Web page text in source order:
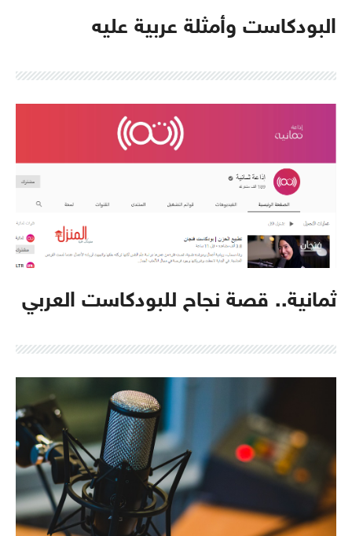
البودكاست وأمثلة عربية عليه
ثمانية.. قصة نجاح للبودكاست العربي